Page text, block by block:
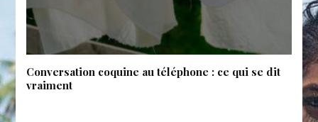
Conversation coquine au téléphone : ce qui se dit
vraiment